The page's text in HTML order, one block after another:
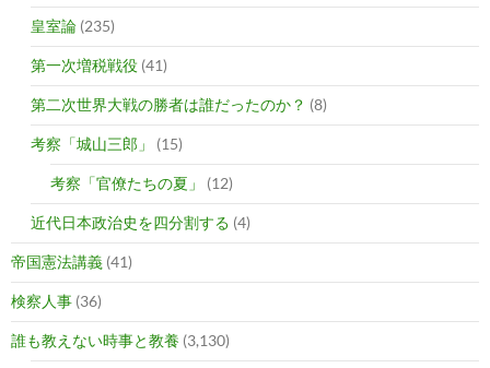
皇室論 (235)
第一次増税戦役 (41)
第二次世界大戦の勝者は誰だったのか？ (8)
考察「城山三郎」 (15)
考察「官僚たちの夏」 (12)
近代日本政治史を四分割する (4)
帝国憲法講義 (41)
検察人事 (36)
誰も教えない時事と教養 (3,130)